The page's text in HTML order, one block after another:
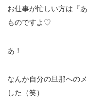
お仕事が忙しい方は『
ものですよ♡
あ！
なんか自分の旦那への
した（笑）